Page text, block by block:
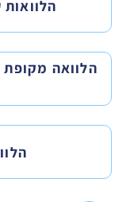
הלוואה
הלוואה